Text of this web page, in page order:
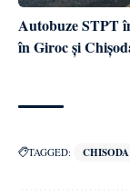
Autobuze STPT
în Giroc și
TAGGED: CHISODA